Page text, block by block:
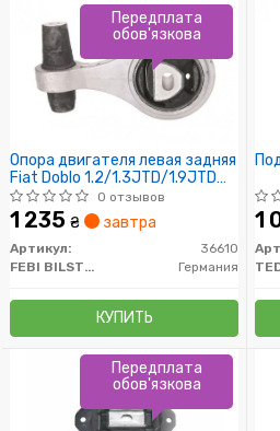
Опора двигателя левая задняя
Fiat Doblo 1.2/1.3JTD/1.9JTD
01-
0 отзывов
1 235 ₴ завтра
Артикул:
36610
FEBI BILSTEIN
Германия
КУПИТЬ
Передплата
обов'язкова
1
Передплата
обов'язкова